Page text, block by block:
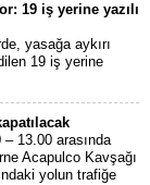
19 iş yerine yazılı
yasağa aykırı
19 iş yerine
13.00 arasında
Acapulco Kavşağı
yolun trafiğe